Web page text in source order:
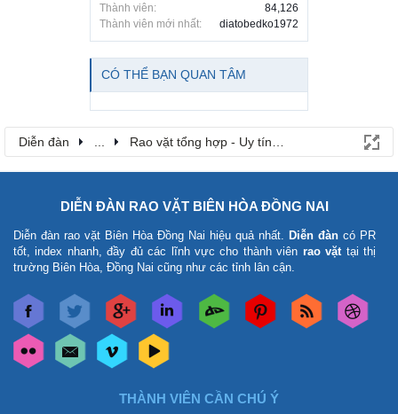
Thành viên:
84,126
Thành viên mới nhất:
diatobedko1972
CÓ THỂ BẠN QUAN TÂM
Diễn đàn Rao vặt tổng hợp - Uy tín - Miễn phí
DIỄN ĐÀN RAO VẶT BIÊN HÒA ĐỒNG NAI
Diễn đàn rao vặt Biên Hòa Đồng Nai hiệu quả nhất. Diễn đàn có PR
tốt, index nhanh, đầy đủ các lĩnh vực cho thành viên rao vặt tại thị
trường Biên Hòa, Đồng Nai cũng như các tỉnh lân cận.
THÀNH VIÊN CẦN CHÚ Ý